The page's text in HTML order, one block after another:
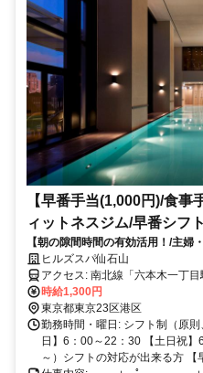
くりに興味がある方もご相談くだ
【早番手当(1,000円)/食
ィットネスジム/早番シフ
み1日2.5h~相談可 /時給
【朝の隙間時間の有効活用！/主婦
OK✨正社員登用制度あり✨1日2.5
円！食事手当あり！早朝出勤手当
ヒルズスパ仙石山
アクセス: 南北線「六本木一丁目駅」徒歩4分 日比谷線「神谷町駅」
徒歩6分
時給1,300円
東京都東京23区港区
勤務時間・曜日: シフト制（原
日】6：00～22：30 【土日祝
～）シフトの対応が出来る方 【